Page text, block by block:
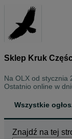
Sklep Kruk
Na OLX od stycznia
Ostatnio online w
Wszystkie
Znajdź na tej